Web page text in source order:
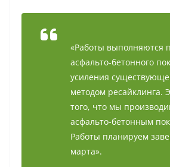
«Работы выполняются
асфальто-бетонного
усиления
методом ресайклинга.
того, что мы
асфальто-бетонным
Работы планируем
марта».